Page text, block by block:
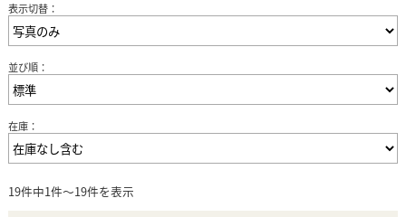
表示切替：
並び順：
在庫：
19件中1件～19件を表示